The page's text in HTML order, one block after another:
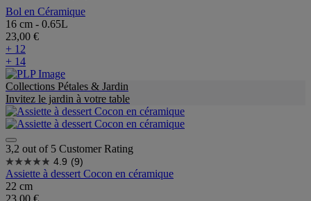
Bol en Céramique
16 cm - 0.65L
23,00 €
+ 12
+ 14
Collections Pétales & Jardin
Invitez le jardin à votre table
3,2 out of 5 Customer Rating
4.9 (9)
Assiette à dessert Cocon en céramique
22 cm
23,00 €